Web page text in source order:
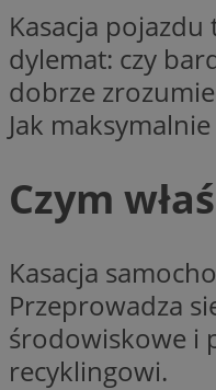
Kasacja
dylemat: czy
dobrze
Jak
Czym
Kasacja
Przeprowadza
środowiskowe i
recyklingowi.